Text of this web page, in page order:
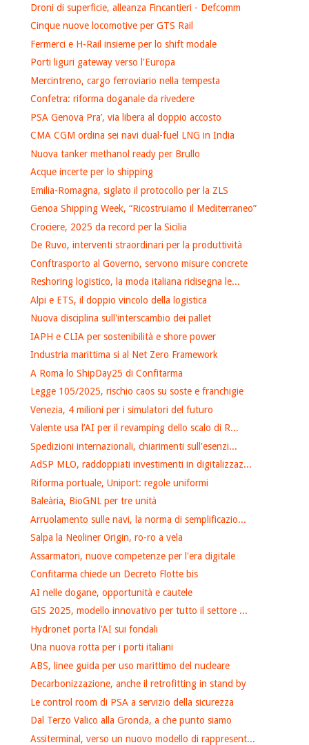
Droni di superficie, alleanza Fincantieri - Defcomm
Cinque nuove locomotive per GTS Rail
Fermerci e H-Rail insieme per lo shift modale
Porti liguri gateway verso l'Europa
Mercintreno, cargo ferroviario nella tempesta
Confetra: riforma doganale da rivedere
PSA Genova Pra’, via libera al doppio accosto
CMA CGM ordina sei navi dual-fuel LNG in India
Nuova tanker methanol ready per Brullo
Acque incerte per lo shipping
Emilia-Romagna, siglato il protocollo per la ZLS
Genoa Shipping Week, “Ricostruiamo il Mediterraneo”
Crociere, 2025 da record per la Sicilia
De Ruvo, interventi straordinari per la produttività
Conftrasporto al Governo, servono misure concrete
Reshoring logistico, la moda italiana ridisegna le...
Alpi e ETS, il doppio vincolo della logistica
Nuova disciplina sull'interscambio dei pallet
IAPH e CLIA per sostenibilità e shore power
Industria marittima si al Net Zero Framework
A Roma lo ShipDay25 di Confitarma
Legge 105/2025, rischio caos su soste e franchigie
Venezia, 4 milioni per i simulatori del futuro
Valente usa l’AI per il revamping dello scalo di R...
Spedizioni internazionali, chiarimenti sull'esenzi...
AdSP MLO, raddoppiati investimenti in digitalizzaz...
Riforma portuale, Uniport: regole uniformi
Baleària, BioGNL per tre unità
Arruolamento sulle navi, la norma di semplificazio...
Salpa la Neoliner Origin, ro-ro a vela
Assarmatori, nuove competenze per l'era digitale
Confitarma chiede un Decreto Flotte bis
AI nelle dogane, opportunità e cautele
GIS 2025, modello innovativo per tutto il settore ...
Hydronet porta l'AI sui fondali
Una nuova rotta per i porti italiani
ABS, linee guida per uso marittimo del nucleare
Decarbonizzazione, anche il retrofitting in stand by
Le control room di PSA a servizio della sicurezza
Dal Terzo Valico alla Gronda, a che punto siamo
Assiterminal, verso un nuovo modello di rappresent...